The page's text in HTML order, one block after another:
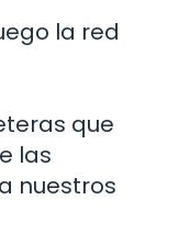
la red
que
las
nuestros